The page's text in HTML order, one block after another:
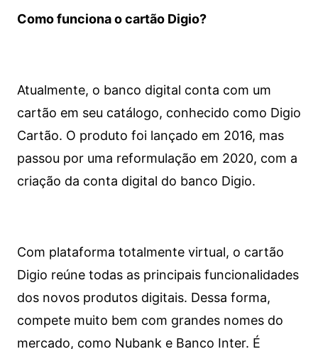
Como funciona o cartão Digio?
Atualmente, o banco digital conta com um
cartão em seu catálogo, conhecido como Digio
Cartão. O produto foi lançado em 2016, mas
passou por uma reformulação em 2020, com a
criação da conta digital do banco Digio.
Com plataforma totalmente virtual, o cartão
Digio reúne todas as principais funcionalidades
dos novos produtos digitais. Dessa forma,
compete muito bem com grandes nomes do
mercado, como Nubank e Banco Inter. É